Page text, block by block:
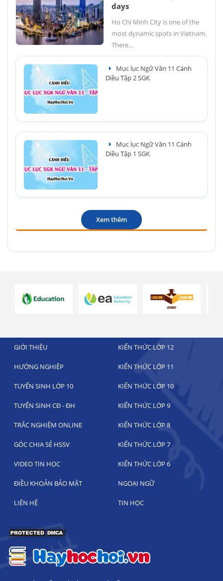
days
Ho Chi Minh City is one of the
most dynamic spots in Vietnam.
There...
Mục lục Ngữ Văn 11 Cánh
Diều Tập 2 SGK
Mục lục Ngữ Văn 11 Cánh
Diều Tập 1 SGK
Xem thêm
GIỚI THIỆU KIẾN THỨC LỚP 12
HƯỚNG NGHIỆP KIẾN THỨC LỚP 11
TUYỂN SINH LỚP 10 KIẾN THỨC LỚP 10
TUYỂN SINH CĐ - ĐH KIẾN THỨC LỚP 9
TRẮC NGHIỆM ONLINE KIẾN THỨC LỚP 8
GÓC CHIA SẺ HSSV KIẾN THỨC LỚP 7
VIDEO TIN HỌC KIẾN THỨC LỚP 6
ĐIỀU KHOẢN BẢO MẬT NGOẠI NGỮ
LIÊN HỆ TIN HỌC